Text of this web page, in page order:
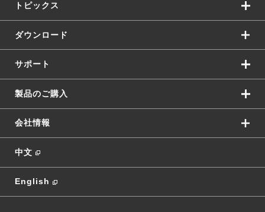
トピックス
ダウンロード
サポート
製品のご購入
会社情報
中文
English